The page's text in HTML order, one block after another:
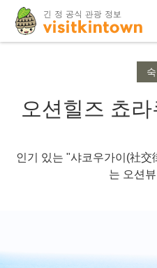
오션힐즈 쵸
인기 있는 "샤코우가이(社交
는 오션